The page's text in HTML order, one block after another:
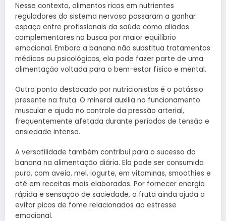
Nesse contexto, alimentos ricos em nutrientes
reguladores do sistema nervoso passaram a ganhar
espaço entre profissionais da saúde como aliados
complementares na busca por maior equilíbrio
emocional. Embora a banana não substitua tratamentos
médicos ou psicológicos, ela pode fazer parte de uma
alimentação voltada para o bem-estar físico e mental.
Outro ponto destacado por nutricionistas é o potássio
presente na fruta. O mineral auxilia no funcionamento
muscular e ajuda no controle da pressão arterial,
frequentemente afetada durante períodos de tensão e
ansiedade intensa.
A versatilidade também contribui para o sucesso da
banana na alimentação diária. Ela pode ser consumida
pura, com aveia, mel, iogurte, em vitaminas, smoothies e
até em receitas mais elaboradas. Por fornecer energia
rápida e sensação de saciedade, a fruta ainda ajuda a
evitar picos de fome relacionados ao estresse
emocional.